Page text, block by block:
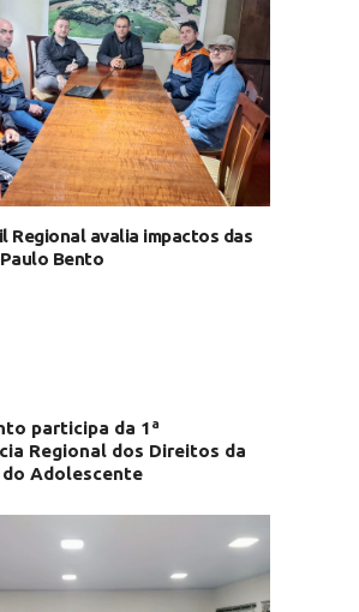
Regional avalia impactos das
Bento
participa da 1ª
Regional dos Direitos da
do Adolescente